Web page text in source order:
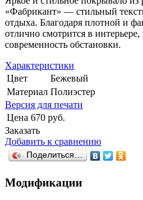
«Фабрикант» — стильный
отдыха. Благодаря плотной и
отлично смотрится в интерьере,
современность обстановки.
Характеристики
Цвет
Бежевый
Материал Полиэстер
Версия для печати
Цена 670 руб.
Заказать
Добавить к сравнению
Поделиться…
Модификации